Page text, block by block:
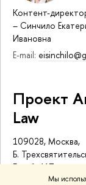
Мы
Контент-
– Синчило
Ивановна
E-mail:
Проект
Law
109028, Москва,
Б.
3, каб. 417